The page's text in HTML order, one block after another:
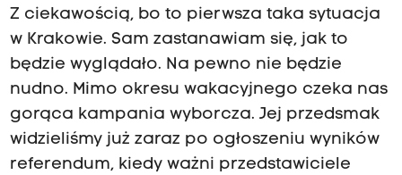
Z ciekawością, bo to pierwsza taka sytuacja
w Krakowie. Sam zastanawiam się, jak to
będzie wyglądało. Na pewno nie będzie
nudno. Mimo okresu wakacyjnego czeka nas
gorąca kampania wyborcza. Jej przedsmak
widzieliśmy już zaraz po ogłoszeniu wyników
referendum, kiedy ważni przedstawiciele